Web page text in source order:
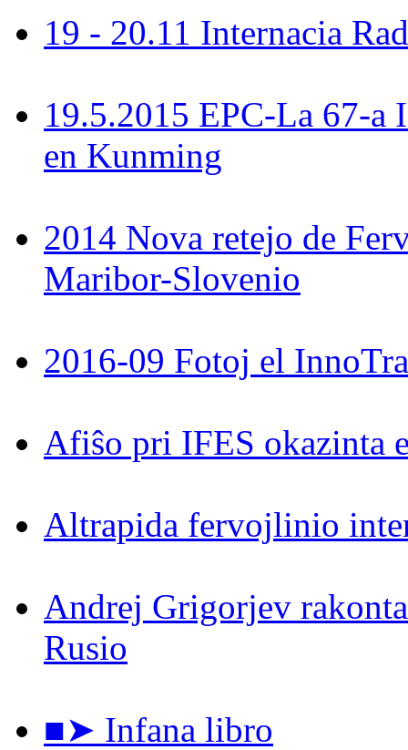
19 - 20.11 Internacia
19.5.2015 EPC-La 67-a
en Kunming
2014 Nova retejo de
Maribor-Slovenio
2016-09 Fotoj el
Afiŝo pri IFES okazinta
Altrapida fervojlinio
Andrej Grigorjev
Rusio
■➤ Infana libro